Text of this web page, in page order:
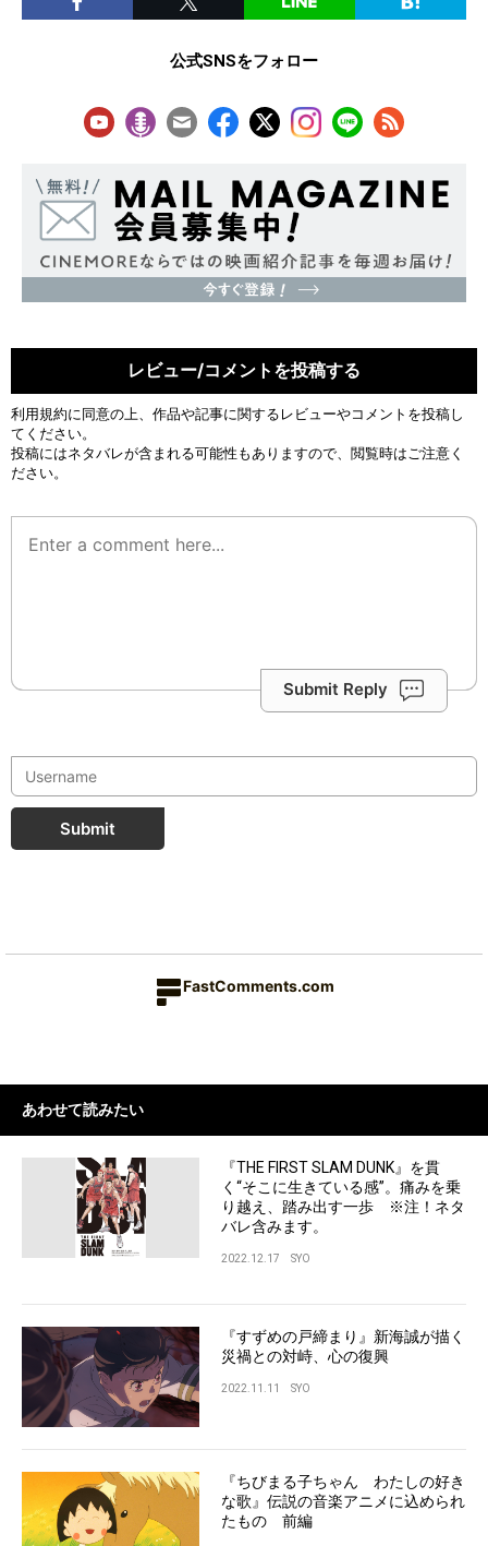
公式SNSをフォロー
レビュー/コメントを投稿する
利用規約に同意の上、作品や記事に関するレビューやコメントを投稿し
てください。
投稿にはネタバレが含まれる可能性もありますので、閲覧時はご注意く
ださい。
Submit Reply
Submit
FastComments.com
あわせて読みたい
『THE FIRST SLAM DUNK』を貫
く“そこに生きている感”。痛みを乗
り越え、踏み出す一歩 ※注！ネタ
バレ含みます。
2022.12.17 SYO
『すずめの戸締まり』新海誠が描く
災禍との対峙、心の復興
2022.11.11 SYO
『ちびまる子ちゃん わたしの好き
な歌』伝説の音楽アニメに込められ
たもの 前編